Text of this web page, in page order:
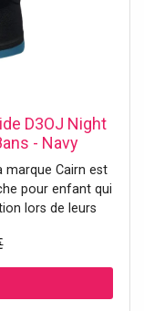
D3OJ Night
- Navy
marque Cairn est
pour enfant qui
lors de leurs
plaque D30®,
flottantes
de disperser
des chocs.
en EVA et vous